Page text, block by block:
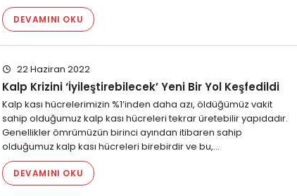
DEVAMINI OKU
22 Haziran 2022
Kalp Krizini ‘İyileştirebilecek’ Yeni Bir Yol Keşfedildi
Kalp kası hücrelerimizin %1’inden daha azı, öldüğümüz vakit
sahip olduğumuz kalp kası hücreleri tekrar üretebilir yapıdadır.
Genellikler ömrümüzün birinci ayından itibaren sahip
olduğumuz kalp kası hücreleri birebirdir ve bu,…
DEVAMINI OKU